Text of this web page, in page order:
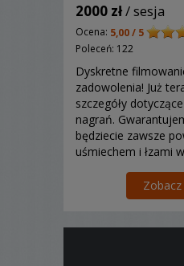
2000 zł/ sesja
Ocena: 5,00 / 5
Poleceń: 122
Dyskretne
zadowolenia! Już
szczegóły
nagrań.
będziecie zawsze
uśmiechem i łzami